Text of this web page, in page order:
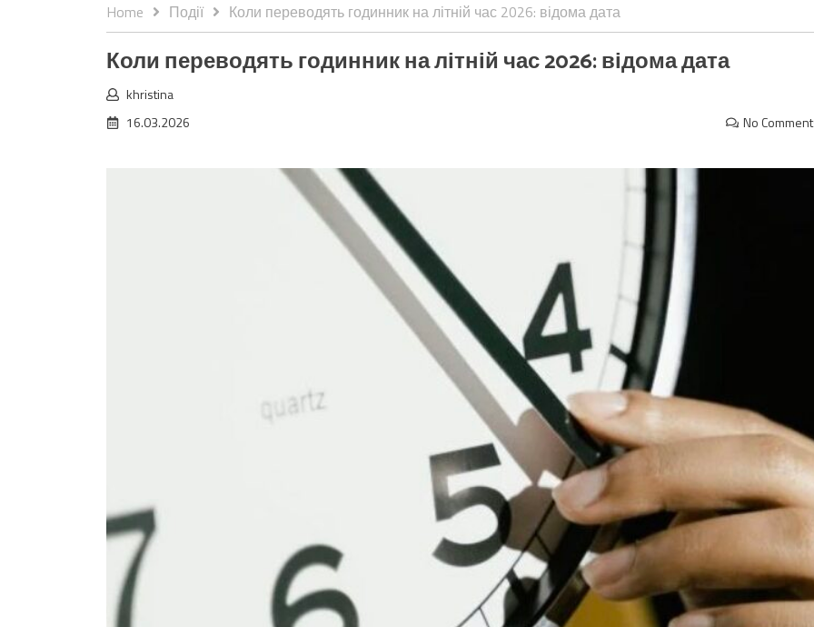
Home Події Коли переводять годинник на літній час 2026: відома дата
Коли переводять годинник на літній час 2026: відома дата
khristina
16.03.2026
No